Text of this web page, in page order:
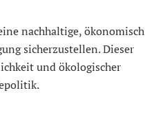
nachhaltige, ökonomisch
sicherzustellen. Dieser
und ökologischer